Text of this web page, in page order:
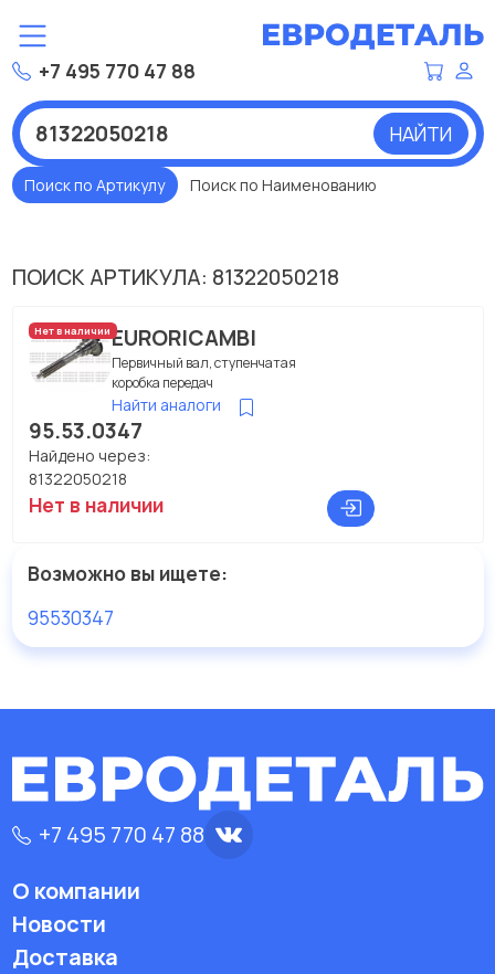
+7 495 770 47 88
НАЙТИ
Поиск по Артикулу Поиск по Наименованию
ПОИСК АРТИКУЛА: 81322050218
Нет в наличииEURORICAMBI
Первичный вал, ступенчатая
коробка передач
Найти аналоги
95.53.0347
Найдено через:
81322050218
Нет в наличии
Возможно вы ищете:
95530347
+7 495 770 47 88
О компании
Новости
Доставка